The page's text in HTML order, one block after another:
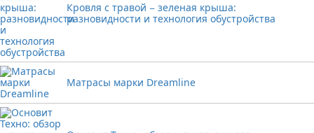
Кровля с травой − зеленая крыша:
разновидности и технология обустройства
Матрасы марки Dreamline